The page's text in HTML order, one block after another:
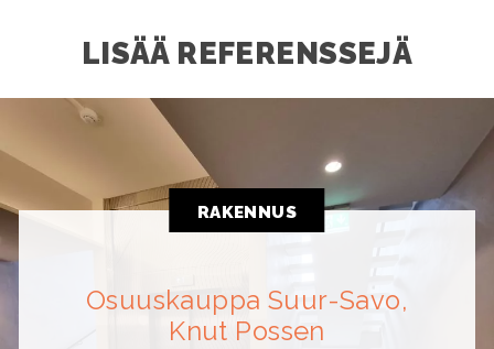
LISÄÄ REFERENSSEJÄ
RAKENNUS
Osuuskauppa Suur-Savo,
Knut Possen